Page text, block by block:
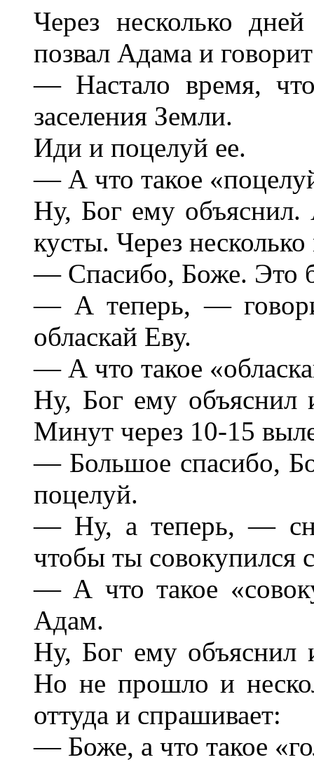
Через несколько
позвал Адама и
— Настало время,
заселения Земли.
Иди и поцелуй ее.
— А что такое
Ну, Бог ему
кусты. Через
— Спасибо, Боже. Это
— А теперь, —
обласкай Еву.
— А что такое
Ну, Бог ему
Минут через 10-15
— Большое спасибо,
поцелуй.
— Ну, а теперь, —
чтобы ты совокупился
— А что такое
Адам.
Ну, Бог ему
Но не прошло и
оттуда и спрашивает:
— Боже, а что такое